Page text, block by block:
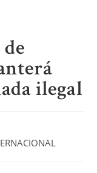
ilegal